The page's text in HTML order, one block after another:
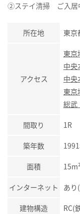
②ステイ清掃 ご入居
所在地 東京
アクセス
東京
中央
中央
東京
総武
間取り 1R
築年数
面積 15m²
インターネット あ
建物構造 RC(